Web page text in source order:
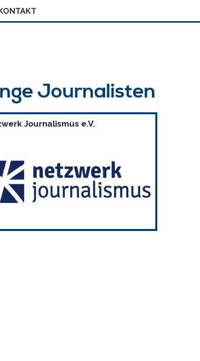
Journalisten
Journalismus e.V.